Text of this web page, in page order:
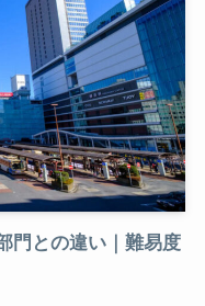
門との違い｜難易度